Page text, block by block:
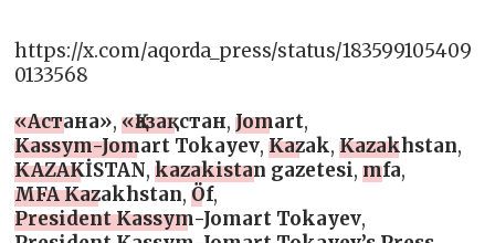
https://x.com/aqorda_press/status/183599105409
0133568
«Астана»,«Қазақстан,Jomart,
Kassym-Jomart Tokayev,Kazak,Kazakhstan,
KAZAKİSTAN,kazakistan gazetesi,mfa,
MFA Kazakhstan,Öf,
President Kassym-Jomart Tokayev,